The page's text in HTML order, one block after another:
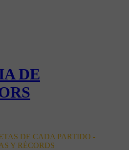
DE
DE CADA PARTIDO -
Y RÉCORDS